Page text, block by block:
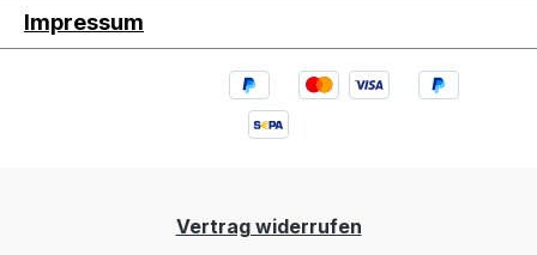
Impressum
Vertrag widerrufen